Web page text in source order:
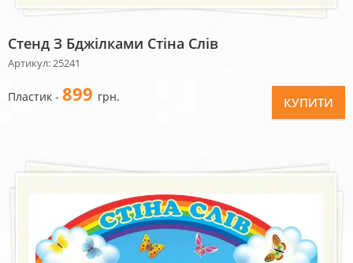
Стенд З Бджілками Стіна Слів
Артикул: 25241
Пластик - 899 грн. КУПИТИ